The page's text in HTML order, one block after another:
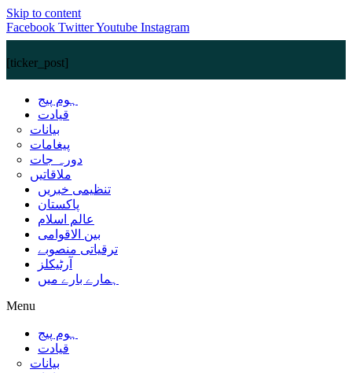
Skip to content
Facebook TwitterYoutube Instagram
[ticker_post]
ہوم پیج
قیادت
بیانات
پیغامات
دورہ جات
ملاقاتیں
تنظیمی خبریں
پاکستان
عالم اسلام
بین الاقوامی
ترقیاتی منصوبے
آرٹیکلز
ہمارے بارے میں
Menu
ہوم پیج
قیادت
بیانات